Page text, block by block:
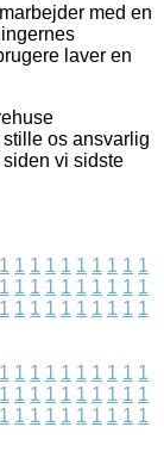
med en
laver en
os ansvarlig
vi sidste
1 1 1 1 1 1 1 1 1 1
1 1 1 1 1 1 1 1 1 1
1 1 1 1 1 1 1 1 1 1
1 1 1 1 1 1 1 1 1 1
1 1 1 1 1 1 1 1 1 1
1 1 1 1 1 1 1 1 1 1